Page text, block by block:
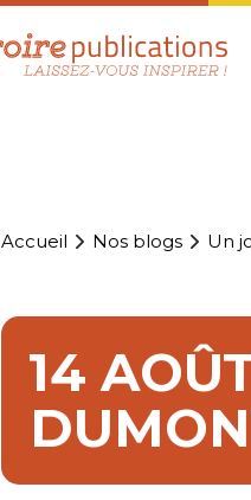
Accueil Nos blogs Un
14